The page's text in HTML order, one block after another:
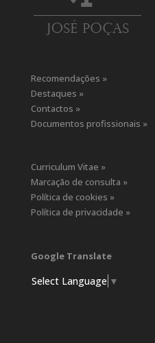
Recomendações »
Destaques »
Contactos »
Documentos profissionais »
Curriculum Vitae »
Marcação de consulta »
Política de cookies »
Política de privacidade »
Google Translate
Select Language ▼